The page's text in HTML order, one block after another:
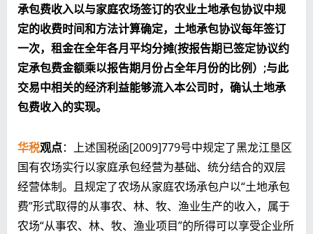
承包费收入以与家庭农场签订的农业土地承包协议中规
定的收费时间和方法计算确定，土地承包协议每年签订
一次，租金在全年各月平均分摊(按报告期已签定协议约
定承包费金额乘以报告期月份占全年月份的比例）;与此
交易中相关的经济利益能够流入本公司时，确认土地承
包费收入的实现。
华税观点：上述国税函[2009]779号中规定了黑龙江垦区
国有农场实行以家庭承包经营为基础、统分结合的双层
经营体制。且规定了农场从家庭农场承包户以“土地承包
费”形式取得的从事农、林、牧、渔业生产的收入，属于
农场“从事农、林、牧、渔业项目”的所得可以享受企业所